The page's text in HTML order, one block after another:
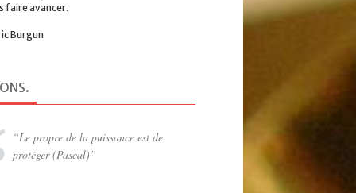
faire avancer.
Burgun
.
A chaque acte d’amour, il y a donc
comme une mort consentie : une